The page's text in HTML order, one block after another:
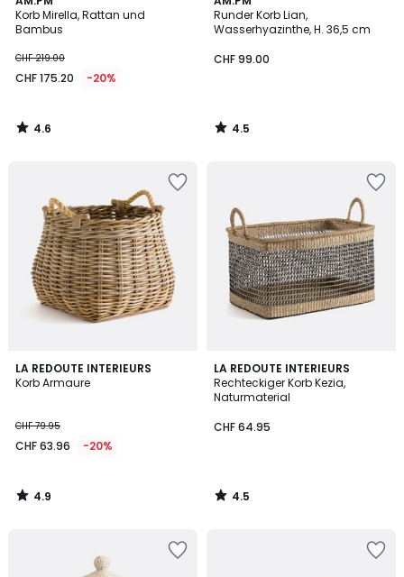
Korb Mirella, Rattan und
Bambus
CHF 219.00
CHF 175.20 -20%
/ 5
4.6
/
Runder Korb Lian,
Wasserhyazinthe, H. 36,5 cm
CHF 99.00
/ 5
4.5
/
LA REDOUTE INTERIEURS
Korb Armaure
CHF 79.95
CHF 63.96 -20%
4.9
/ 5
4.9
/
LA REDOUTE INTERIEURS
Rechteckiger Korb Kezia,
Naturmaterial
CHF 64.95
4.5
/ 5
4.5
/